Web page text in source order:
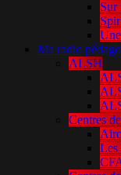
Sur
Ma radio
ALSH
Centres
Les